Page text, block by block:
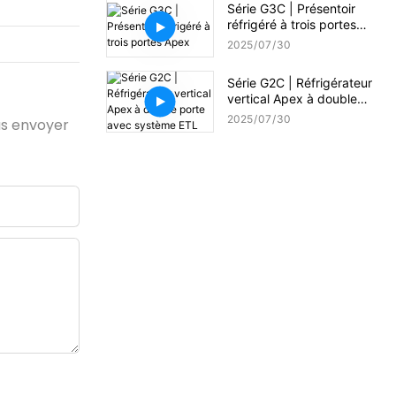
envoyer
Série G3C | Présentoir
réfrigéré à trois portes
Apex
2025 07 30
Série G2C | Réfrigérateur
vertical Apex à double
porte avec système ETL
2025 07 30